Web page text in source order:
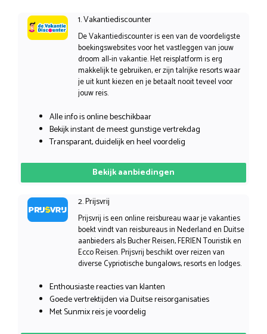
1. Vakantiediscounter
De Vakantiediscounter is een van de voordeligste
boekingswebsites voor het vastleggen van jouw
droom all-in vakantie. Het reisplatform is erg
makkelijk te gebruiken, er zijn talrijke resorts waar
je uit kunt kiezen en je betaalt nooit teveel voor
jouw reis.
Alle info is online beschikbaar
Bekijk instant de meest gunstige vertrekdag
Transparant, duidelijk en heel voordelig
Bekijk aanbiedingen
2. Prijsvrij
Prijsvrij is een online reisbureau waar je vakanties
boekt vindt van reisbureaus in Nederland en Duitse
aanbieders als Bucher Reisen, FERIEN Touristik en
Ecco Reisen. Prijsvrij beschikt over reizen van
diverse Cypriotische bungalows, resorts en lodges.
Enthousiaste reacties van klanten
Goede vertrektijden via Duitse reisorganisaties
Met Sunmix reis je voordelig